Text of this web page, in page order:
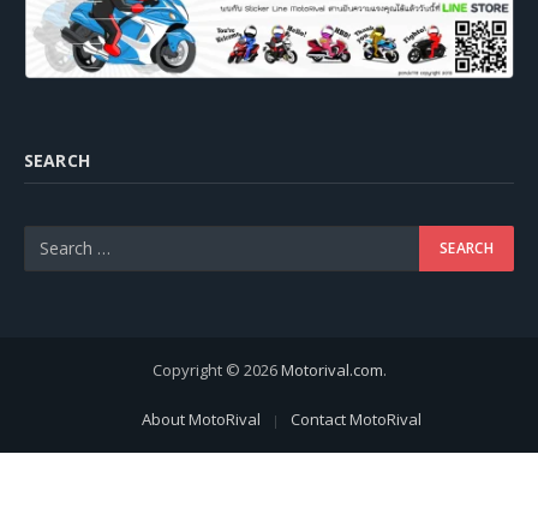
SEARCH
Copyright © 2026Motorival.com.
About MotoRival Contact MotoRival